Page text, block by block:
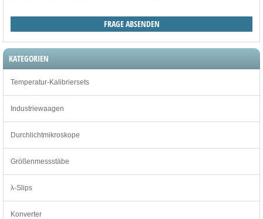
KATEGORIEN
Temperatur-Kalibriersets
Industriewaagen
Durchlichtmikroskope
Größenmessstäbe
λ-Slips
Konverter